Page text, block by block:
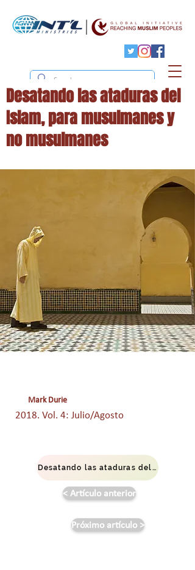
Desatando las ataduras del
Islam, para musulmanes y
no musulmanes
Mark Durie
2018. Vol. 4: Julio/Agosto
Desatando las ataduras del Islam, para musulmanes y no musulmanes
< Artículo anterior
Próximo artículo >